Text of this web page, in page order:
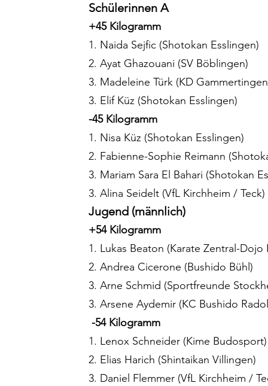
Schülerinnen A
+45 Kilogramm
1. Naida Sejfic (Shotokan Esslingen)
2. Ayat Ghazouani (SV Böblingen)
3. Madeleine Türk (KD
3. Elif Küz (Shotokan Esslingen)
-45 Kilogramm
1. Nisa Küz (Shotokan Esslingen)
2. Fabienne-Sophie Reimann
3. Mariam Sara El Bahari (Shotokan
3. Alina Seidelt (VfL Kirchheim / Teck)
Jugend (männlich)
+54 Kilogramm
1. Lukas Beaton (Karate Zentral-Dojo
2. Andrea Cicerone (Bushido Bühl)
3. Arne Schmid (Sportfreunde
3. Arsene Aydemir (KC Bushido
-54 Kilogramm
1. Lenox Schneider (Kime Budosport)
2. Elias Harich (Shintaikan Villingen)
3. Daniel Flemmer (VfL Kirchheim /